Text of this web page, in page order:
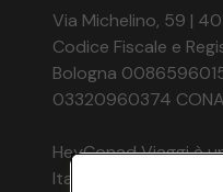
Via Michelino, 59 |
Codice Fiscale e
Bologna
03320960374
HeyConad Viaggi è
Italia Travel Marketing